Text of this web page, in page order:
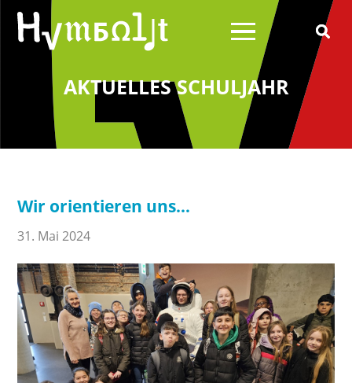
Über uns
Schulleitung
Schulelternrat
Schulförderverein
Schulsozialarbeit
Wilhelm von Humboldt
Konzept
AKTUELLES SCHULJAHR
Wir orientieren uns…
31. Mai 2024